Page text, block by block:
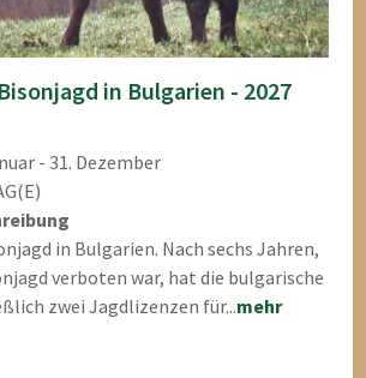
in Bulgarien - 2027
- 31. Dezember
in Bulgarien. Nach sechs Jahren,
verboten war, hat die bulgarische
zwei Jagdlizenzen für...mehr